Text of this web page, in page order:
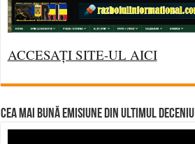
ACCESAȚI SITE-UL AICI
CEA MAI BUNĂ EMISIUNE DIN ULTIMUL DECENIU